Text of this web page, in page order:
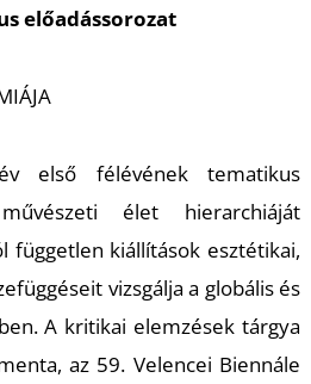
előadássorozat
első félévének tematikus
élet hierarchiáját
független kiállítások esztétikai,
vizsgálja a globális és
A kritikai elemzések tárgya
az 59. Velencei Biennále